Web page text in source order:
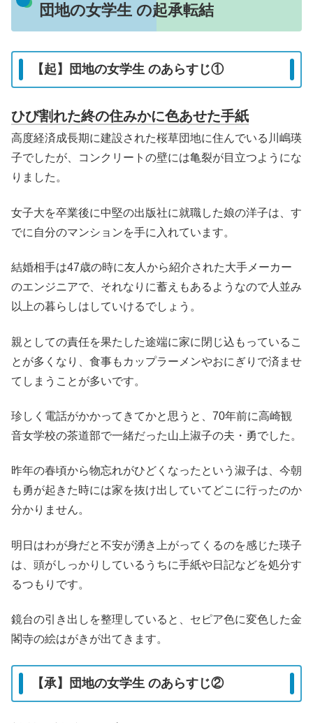
団地の女学生 の起承転結
【起】団地の女学生 のあらすじ①
ひび割れた終の住みかに色あせた手紙
高度経済成長期に建設された桜草団地に住んでいる川嶋瑛
子でしたが、コンクリートの壁には亀裂が目立つようにな
りました。
女子大を卒業後に中堅の出版社に就職した娘の洋子は、す
でに自分のマンションを手に入れています。
結婚相手は47歳の時に友人から紹介された大手メーカー
のエンジニアで、それなりに蓄えもあるようなので人並み
以上の暮らしはしていけるでしょう。
親としての責任を果たした途端に家に閉じ込もっているこ
とが多くなり、食事もカップラーメンやおにぎりで済ませ
てしまうことが多いです。
珍しく電話がかかってきてかと思うと、70年前に高崎観
音女学校の茶道部で一緒だった山上淑子の夫・勇でした。
昨年の春頃から物忘れがひどくなったという淑子は、今朝
も勇が起きた時には家を抜け出していてどこに行ったのか
分かりません。
明日はわが身だと不安が湧き上がってくるのを感じた瑛子
は、頭がしっかりしているうちに手紙や日記などを処分す
るつもりです。
鏡台の引き出しを整理していると、セピア色に変色した金
閣寺の絵はがきが出てきます。
【承】団地の女学生 のあらすじ②